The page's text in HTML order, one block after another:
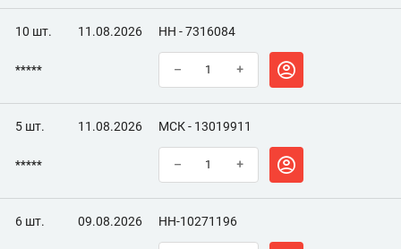
10 шт. 11.08.2026 НН - 7316084
***** – +
5 шт. 11.08.2026 МСК - 13019911
***** – +
6 шт. 09.08.2026 НН-10271196